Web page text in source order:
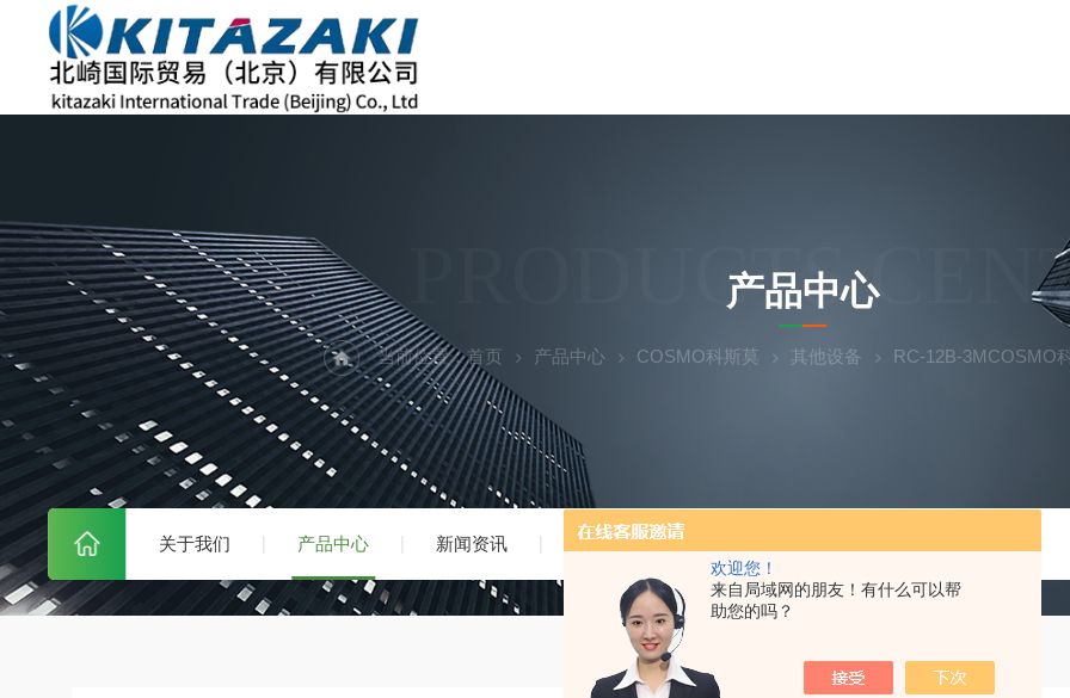
欢迎您！
来自局域网的朋友！有什么可以帮
助您的吗？
关于我们 产品中心 新闻资讯 技术文章
PRODUCTS
产品中心
当前位置：首页 产品中心 COSMO科斯莫 其他设备 RC-12B-3MCOSMO